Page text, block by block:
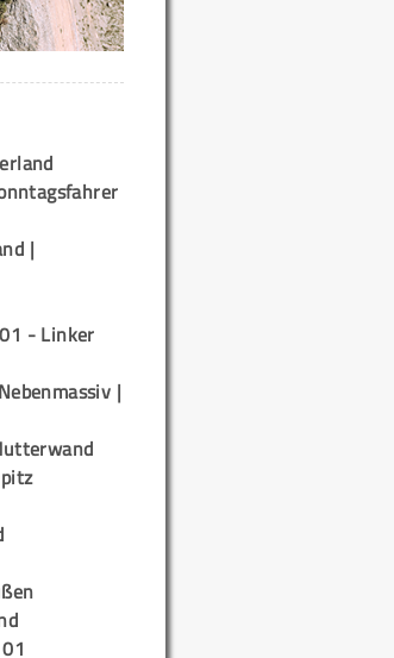
|
- Linker
|